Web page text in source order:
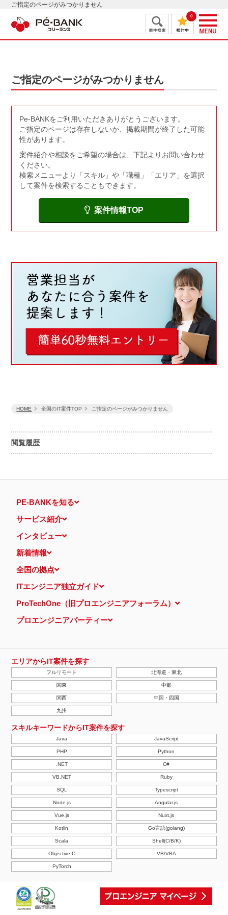
ご指定のページがみつかりません
0
閲覧履歴
HOME 全国のIT案件TOP ご指定のページがみつかりません
ご指定のページがみつかりません
Pe-BANKをご利用いただきありがとうございます。
ご指定のページは存在しないか、掲載期間が終了した可能
性があります。
案件紹介や相談をご希望の場合は、下記よりお問い合わせ
ください。
検索メニューより「スキル」や「職種」「エリア」を選択
して案件を検索することもできます。
案件情報TOP
PE-BANKを知る
サービス紹介
インタビュー
新着情報
全国の拠点
ITエンジニア独立ガイド
ProTechOne（旧プロエンジニアフォーラム）
プロエンジニアパーティー
エリアからIT案件を探す
フルリモート 北海道・東北
関東 中部
関西 中国・四国
九州
スキルキーワードからIT案件を探す
Java JavaScript
PHP Python
.NET C#
VB.NET Ruby
SQL Typescript
Node.js Angular.js
Vue.js Nuxt.js
Kotlin Go言語(golang)
Scala Shell(C/B/K)
Objective-C VB/VBA
PyTorch